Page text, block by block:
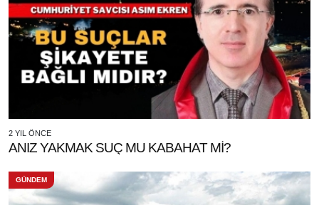
2 YIL ÖNCE
ANIZ YAKMAK SUÇ MU KABAHAT Mİ?
GÜNDEM